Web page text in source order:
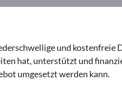
und kostenfreie
hat, unterstützt und
umgesetzt werden kann.